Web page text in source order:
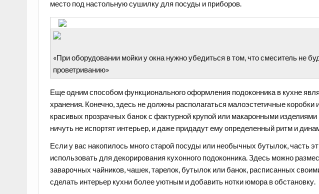
место под настольную сушилку для посуды и приборов.
«При оборудовании мойки у окна нужно убедиться в том, что смеситель не
проветриванию»
Еще одним способом функционального оформления подоконника в кухне
хранения. Конечно, здесь не должны располагаться малоэстетичные коробки
красивых прозрачных банок с фактурной крупой или макаронными
ничуть не испортят интерьер, и даже придадут ему определенный ритм и
Если у вас накопилось многостарой посуды или необычных бутылок, часть
использовать для декорирования кухонного подоконника. Здесь можно
заварочных чайников, чашек, тарелок, бутылок или банок, расписанных
сделать интерьер кухни более уютным и добавить нотки юмора в обстановку.